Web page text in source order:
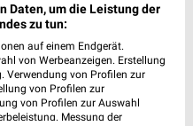
Daten, um die Leistung der
zu tun:
auf einem Endgerät.
von Werbeanzeigen. Erstellung
Verwendung von Profilen zur
von Profilen zur
von Profilen zur Auswahl
Messung der